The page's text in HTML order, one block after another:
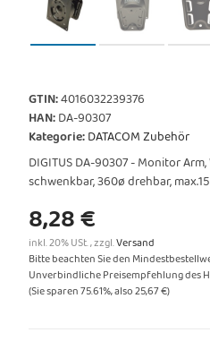
GTIN:4016032239376
HAN:DA-90307
Kategorie:DATACOM Zubehör
DIGITUS DA-90307 - Monitor
schwenkbar, 360ø drehbar,
8,28 €
inkl. 20% USt. , zzgl.Versand
Bitte beachten Sie den
Unverbindliche Preisempfehlung des
(Sie sparen75.61%, also25,67 €)